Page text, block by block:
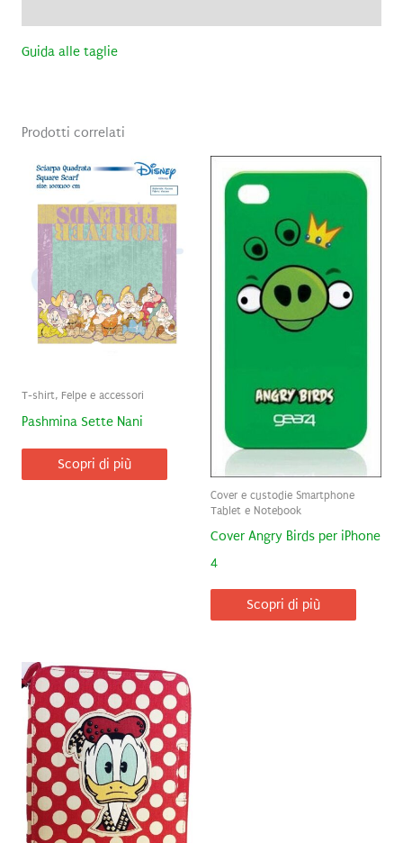
Guida alle taglie
Prodotti correlati
T-shirt, Felpe e accessori
Pashmina Sette Nani
Scopri di più
Cover e custodie Smartphone
Tablet e Notebook
Cover Angry Birds per iPhone
4
Scopri di più